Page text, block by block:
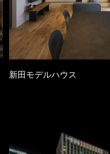
新田モデルハウス